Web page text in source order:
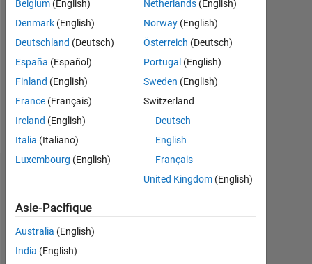
0
0
Follow
Message
Richard
McCormack's
Badges
Belgium (English)
Denmark (English)
Deutschland (Deutsch)
España (Español)
Finland (English)
France (Français)
Ireland (English)
Italia (Italiano)
Luxembourg (English)
Netherlands(English)
Norway(English)
Österreich (Deutsch)
Portugal (English)
Sweden (English)
Switzerland
Deutsch
English
Français
United Kingdom(English)
Asie-Pacifique
Australia (English)
India (English)